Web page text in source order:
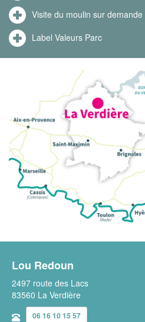
Visite du moulin sur demande
Label Valeurs Parc
Lou Redoun
2497 route des Lacs
83560 La Verdière
06 16 10 15 57